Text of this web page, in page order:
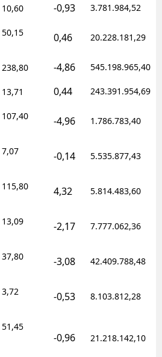
10,60 -0,93 3.781.984,52
50,15 0,46 20.228.181,29
238,80 -4,86 545.198.965,40
13,71 0,44 243.391.954,69
107,40 -4,96 1.786.783,40
7,07 -0,14 5.535.877,43
115,80 4,32 5.814.483,60
13,09 -2,17 7.777.062,36
37,80 -3,08 42.409.788,48
3,72 -0,53 8.103.812,28
51,45
-0,96 21.218.142,10